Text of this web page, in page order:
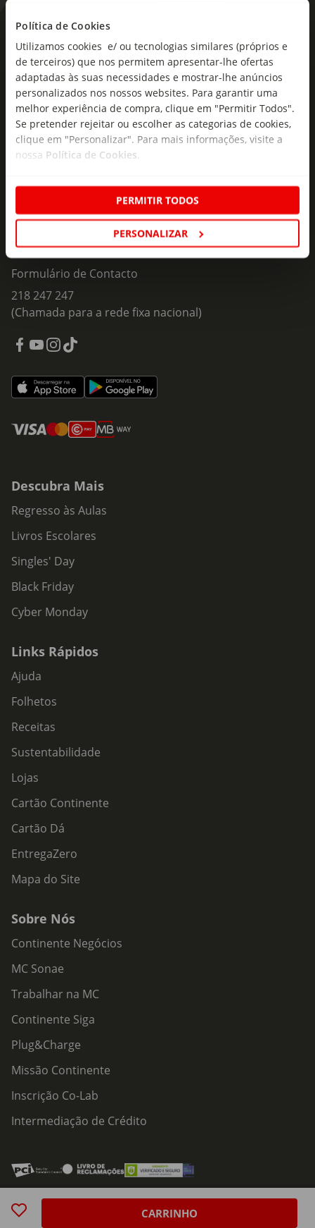
Política de Cookies
Utilizamos cookies e/ ou tecnologias similares (próprios e
de terceiros) que nos permitem apresentar-lhe ofertas
adaptadas às suas necessidades e mostrar-lhe anúncios
personalizados nos nossos websites. Para garantir uma
melhor experiência de compra, clique em "Permitir Todos".
Se pretender rejeitar ou escolher as categorias de cookies,
clique em "Personalizar". Para mais informações, visite a
nossa Política de Cookies
PERMITIR TODOS
PERSONALIZAR
CARRINHO
As novidades mais frescas no
seu e-mail!
Subscreva e descubra campanhas exclusivas,
ofertas e novidades para si.
Insira o seu e-
mail
Subscrever
Fale Connosco
Formulário de Contacto
218 247 247
(Chamada para a rede fixa nacional)
Descubra Mais
Regresso às Aulas
Livros Escolares
Singles' Day
Black Friday
Cyber Monday
Links Rápidos
Ajuda
Folhetos
Receitas
Sustentabilidade
Lojas
Cartão Continente
Cartão Dá
EntregaZero
Mapa do Site
Sobre Nós
Continente Negócios
MC Sonae
Trabalhar na MC
Continente Siga
Plug&Charge
Missão Continente
Inscrição Co-Lab
Intermediação de Crédito
Acessibilidade
Política de Privacidade